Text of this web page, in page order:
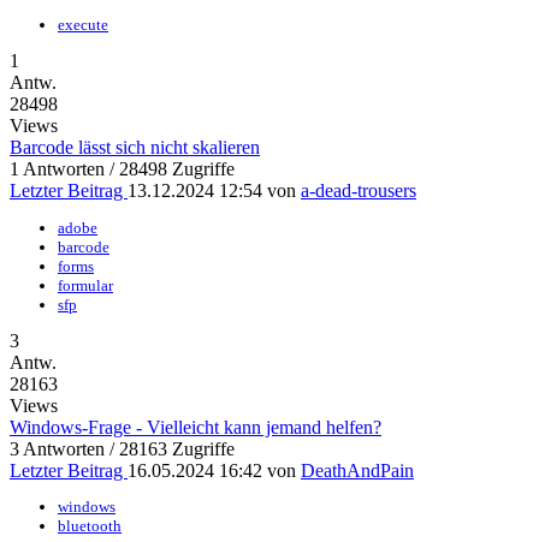
execute
1
Antw.
28498
Views
Barcode lässt sich nicht skalieren
1 Antworten / 28498 Zugriffe
Letzter Beitrag 13.12.2024 12:54 von a-dead-trousers
adobe
barcode
forms
formular
sfp
3
Antw.
28163
Views
Windows-Frage - Vielleicht kann jemand helfen?
3 Antworten / 28163 Zugriffe
Letzter Beitrag 16.05.2024 16:42 von DeathAndPain
windows
bluetooth